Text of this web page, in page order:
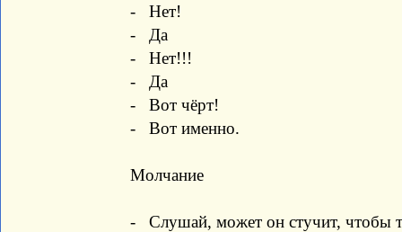
- Нет!
- Да
- Нет!!!
- Да
- Вот чёрт!
- Вот именно.
Молчание
- Слушай, может он стучит, чтобы